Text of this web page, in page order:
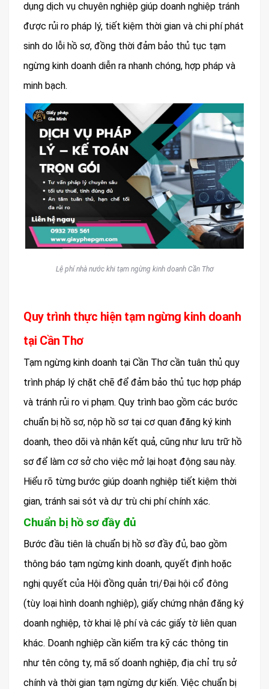
dụng dịch vụ chuyên nghiệp giúp doanh nghiệp tránh
được rủi ro pháp lý, tiết kiệm thời gian và chi phí phát
sinh do lỗi hồ sơ, đồng thời đảm bảo thủ tục tạm
ngừng kinh doanh diễn ra nhanh chóng, hợp pháp và
minh bạch.
Lệ phí nhà nước khi tạm ngừng kinh doanh Cần Thơ
Quy trình thực hiện tạm ngừng kinh doanh
tại Cần Thơ
Tạm ngừng kinh doanh tại Cần Thơ cần tuân thủ quy
trình pháp lý chặt chẽ để đảm bảo thủ tục hợp pháp
và tránh rủi ro vi phạm. Quy trình bao gồm các bước
chuẩn bị hồ sơ, nộp hồ sơ tại cơ quan đăng ký kinh
doanh, theo dõi và nhận kết quả, cũng như lưu trữ hồ
sơ để làm cơ sở cho việc mở lại hoạt động sau này.
Hiểu rõ từng bước giúp doanh nghiệp tiết kiệm thời
gian, tránh sai sót và dự trù chi phí chính xác.
Chuẩn bị hồ sơ đầy đủ
Bước đầu tiên là chuẩn bị hồ sơ đầy đủ, bao gồm
thông báo tạm ngừng kinh doanh, quyết định hoặc
nghị quyết của Hội đồng quản trị/Đại hội cổ đông
(tùy loại hình doanh nghiệp), giấy chứng nhận đăng ký
doanh nghiệp, tờ khai lệ phí và các giấy tờ liên quan
khác. Doanh nghiệp cần kiểm tra kỹ các thông tin
như tên công ty, mã số doanh nghiệp, địa chỉ trụ sở
chính và thời gian tạm ngừng dự kiến. Việc chuẩn bị